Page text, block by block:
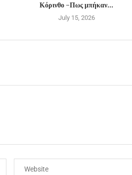
Κόρινθο -Πως μπήκαν...
July 15, 2026